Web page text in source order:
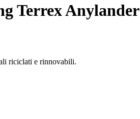
Terrex Anylander
riciclati e rinnovabili.